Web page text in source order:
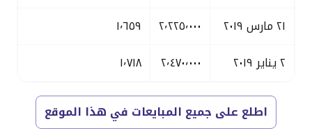
٢١ مارس ٢٠١٩
٢٬٢٢٥٬٠٠٠
١٬٦٥٩
٢ يناير ٢٠١٩
٢٬٤٧٠٬٠٠٠ ١٬٧١٨
اطلع على جميع المبايعات في هذا الموقع